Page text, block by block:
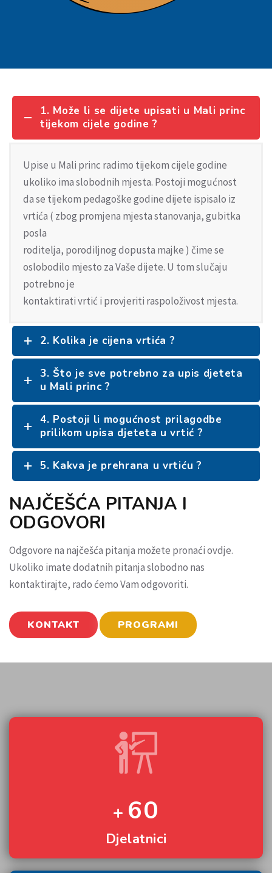
1. Može li se dijete upisati u Mali princ
tijekom cijele godine ?
Upise u Mali princ radimo tijekom cijele godine
ukoliko ima slobodnih mjesta. Postoji mogućnost
da se tijekom pedagoške godine dijete ispisalo iz
vrtića ( zbog promjena mjesta stanovanja, gubitka
posla
roditelja, porodiljnog dopusta majke ) čime se
oslobodilo mjesto za Vaše dijete. U tom slučaju
potrebno je
kontaktirati vrtić i provjeriti raspoloživost mjesta.
2. Kolika je cijena vrtića ?
3. Što je sve potrebno za upis djeteta
u Mali princ ?
4. Postoji li mogućnost prilagodbe
prilikom upisa djeteta u vrtić ?
5. Kakva je prehrana u vrtiću ?
NAJČEŠĆA PITANJA I
ODGOVORI
Odgovore na najčešća pitanja možete pronaći ovdje.
Ukoliko imate dodatnih pitanja slobodno nas
kontaktirajte, rado ćemo Vam odgovoriti.
KONTAKT PROGRAMI
60
Djelatnici